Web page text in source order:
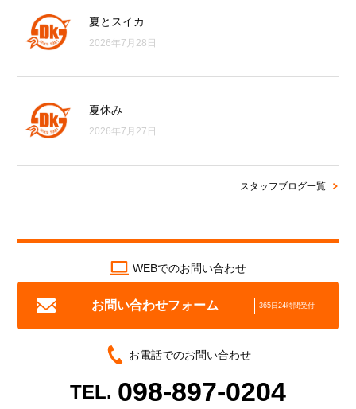
夏とスイカ
2026年7月28日
夏休み
2026年7月27日
スタッフブログ一覧
WEBでのお問い合わせ
お問い合わせフォーム 365日24時間受付
お電話でのお問い合わせ
TEL. 098-897-0204